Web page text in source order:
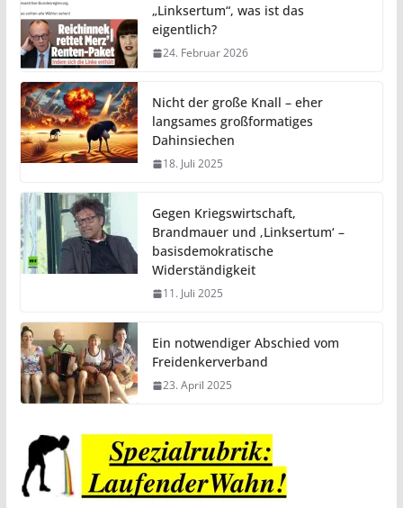
„Linksertum“, was ist das
eigentlich?
24. Februar 2026
Nicht der große Knall – eher
langsames großformatiges
Dahinsiechen
18. Juli 2025
Gegen Kriegswirtschaft,
Brandmauer und ‚Linksertum‘ –
basisdemokratische
Widerständigkeit
11. Juli 2025
Ein notwendiger Abschied vom
Freidenkerverband
23. April 2025